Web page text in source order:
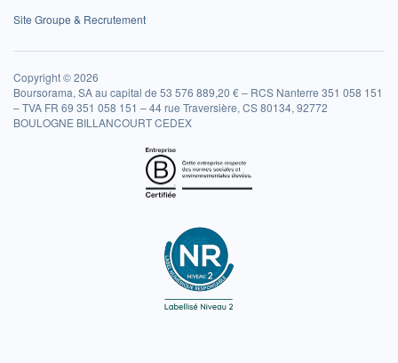
Site Groupe & Recrutement
Copyright © 2026
Boursorama, SA au capital de 53 576 889,20 € – RCS Nanterre 351 058 151
– TVA FR 69 351 058 151 – 44 rue Traversière, CS 80134, 92772
BOULOGNE BILLANCOURT CEDEX